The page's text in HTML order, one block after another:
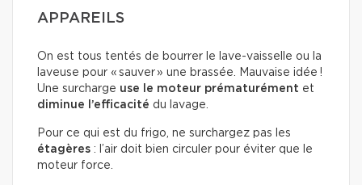
APPAREILS
On est tous tentés de bourrer le lave-vaisselle ou la
laveuse pour « sauver » une brassée. Mauvaise idée !
Une surcharge use le moteur prématurément et
diminue l’efficacité du lavage.
Pour ce qui est du frigo, ne surchargez pas les
étagères : l’air doit bien circuler pour éviter que le
moteur force.